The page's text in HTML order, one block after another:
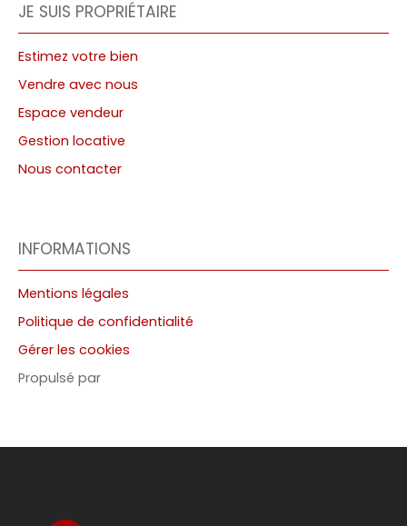
JE SUIS PROPRIÉTAIRE
Estimez votre bien
Vendre avec nous
Espace vendeur
Gestion locative
Nous contacter
INFORMATIONS
Mentions légales
Politique de confidentialité
Gérer les cookies
Propulsé par